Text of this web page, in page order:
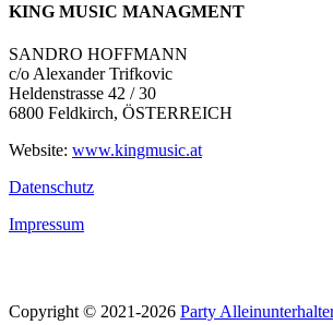
KING MUSIC MANAGMENT
SANDRO HOFFMANN
c/o Alexander Trifkovic
Heldenstrasse 42 / 30
6800 Feldkirch, ÖSTERREICH
Website: www.kingmusic.at
Datenschutz
Impressum
Copyright © 2021-2026 Party